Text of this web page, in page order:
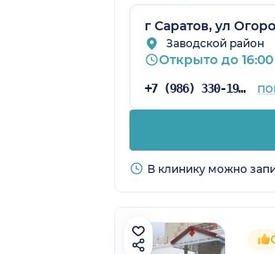
г Саратов, ул
Заводской район
Открыто до 16:00
+7 (986) 330-19-27
В клинику можно